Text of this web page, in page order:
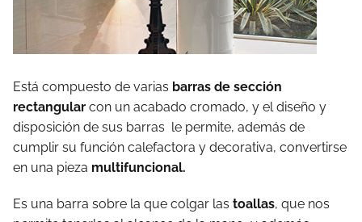
Está compuesto de varias barras de sección
rectangular con un acabado cromado, y el diseño y
disposición de sus barras le permite, además de
cumplir su función calefactora y decorativa, convertirse
en una pieza multifuncional.
Es una barra sobre la que colgar las toallas, que nos